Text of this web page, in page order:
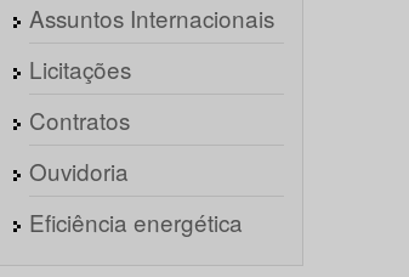
Assuntos Internacionais
Licitações
Contratos
Ouvidoria
Eficiência energética